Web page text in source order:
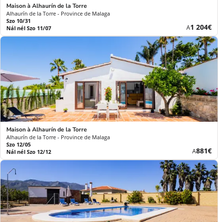
Maison à Alhaurín de la Torre
Alhaurín de la Torre - Province de Malaga
Szo 10/31
Nál nél Szo 11/07
AÚj
ár
1 204€
Maison à Alhaurín de la Torre
Alhaurín de la Torre - Province de Malaga
Szo 12/05
Nál nél Szo 12/12
AÚj
ár
881€